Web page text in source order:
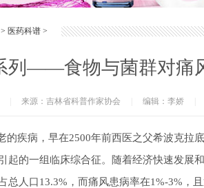
> 医药科谱 >
列——食物与菌群对痛
来源：吉林省科普作家协会 编辑：李娇
疾病，早在2500年前西医之父希波克拉
起的一组临床综合征。随着经济快速发展
总人口13.3%，而痛风患病率在1%-3%，且